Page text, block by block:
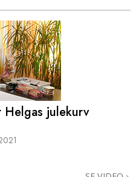
Helgas julekurv